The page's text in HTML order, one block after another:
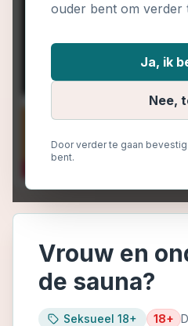
ouder bent om verder
Ja, ik
Nee,
Door verder te gaan
bent.
Vrouw en
de sauna?
Seksueel 18+ 18+